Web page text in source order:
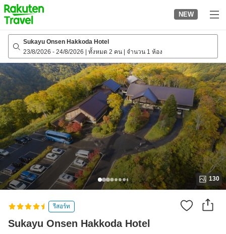
to
top
page
NEW
Sukayu Onsen Hakkoda Hotel
23/8/2026 - 24/8/2026 ทั้งหมด 2 คน จำนวน 1 ห้อง
130
รีสอร์ท
Sukayu Onsen Hakkoda Hotel